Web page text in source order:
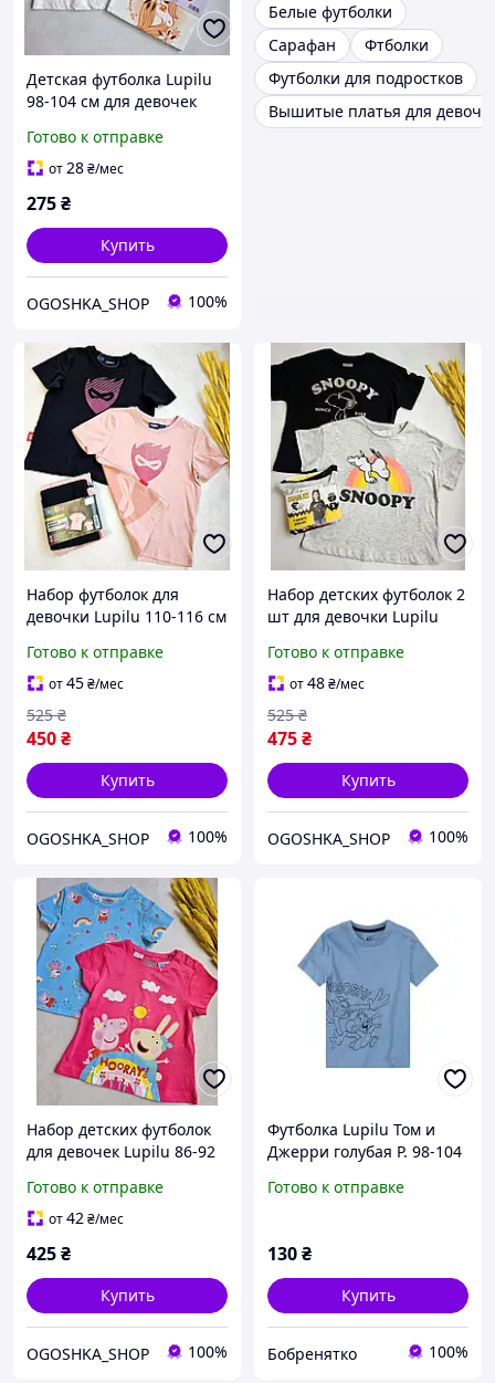
Детская футболка Lupilu
98-104 см для девочек
Готово к отправке
от28₴/мес
275₴
Купить
OGOSHKA_SHOP 100%
Белые футболки
Сарафан
Фтболки
Футболки для подростков
Вышитые платья для
Набор футболок для
девочки Lupilu 110-116 см
Готово к отправке
от45₴/мес
450₴
525 ₴
Купить
OGOSHKA_SHOP 100%
Набор детских футболок 2
шт для девочки Lupilu
PEANUTS разные цвета
Готово к отправке
от48₴/мес
475₴
525 ₴
Купить
OGOSHKA_SHOP 100%
Набор детских футболок
для девочек Lupilu 86-92
Готово к отправке
от42₴/мес
425₴
Купить
OGOSHKA_SHOP 100%
Футболка Lupilu Том и
Джерри голубая Р. 98-104
Готово к отправке
130₴
Купить
Бобренятко 100%